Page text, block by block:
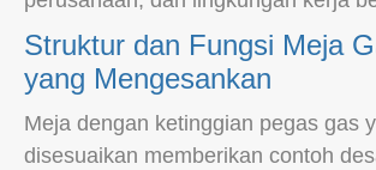
Struktur dan Fungsi Meja
yang Mengesankan
Meja dengan ketinggian pegas gas
disesuaikan memberikan contoh